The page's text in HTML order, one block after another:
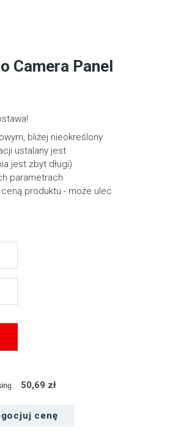
Camera Panel
bliżej nieokreślony
ustalany jest
jest zbyt długi)
parametrach.
produktu - może ulec
50,69 zł
cenę